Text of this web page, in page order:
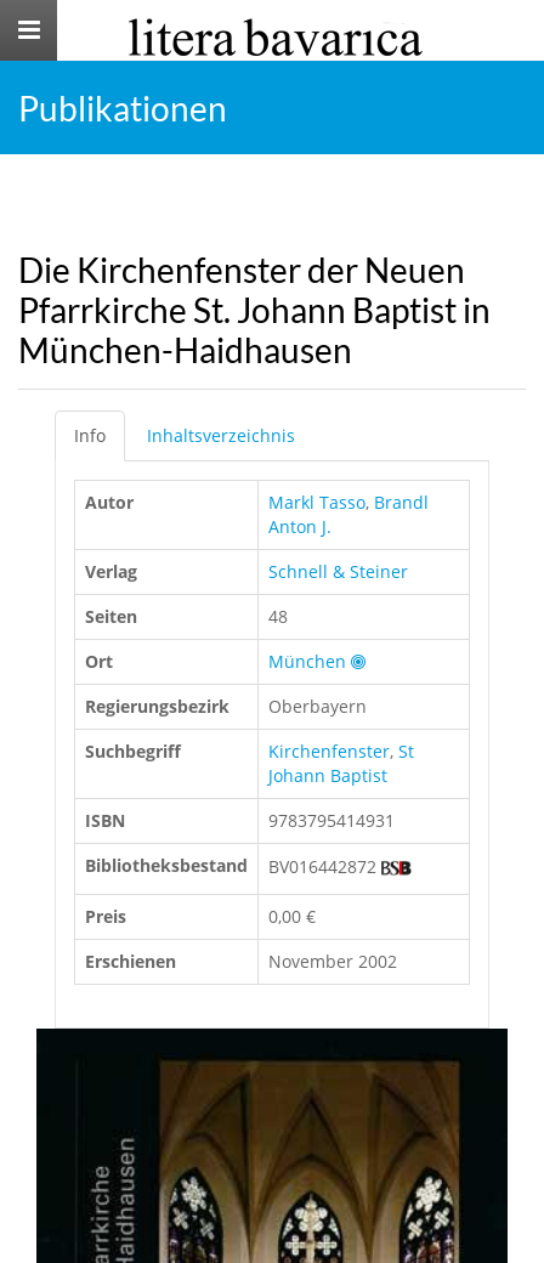
Toggle
Publikationen
Die Kirchenfenster der Neuen
Pfarrkirche St. Johann Baptist in
München-Haidhausen
Info Inhaltsverzeichnis
Autor Markl Tasso, Brandl
Anton J.
Verlag
Schnell & Steiner
Seiten
48
Ort
München
Regierungsbezirk
Oberbayern
Suchbegriff
Kirchenfenster, St
Johann Baptist
ISBN
9783795414931
Bibliotheksbestand
BV016442872
Preis
0,00 €
Erschienen
November 2002